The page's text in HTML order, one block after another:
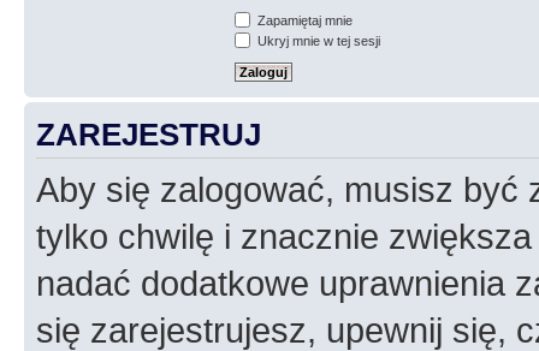
Zapamiętaj mnie
Ukryj mnie w tej sesji
ZAREJESTRUJ
Aby się zalogować, musisz być
tylko chwilę i znacznie
nadać dodatkowe uprawnienia
się zarejestrujesz, upewnij się,